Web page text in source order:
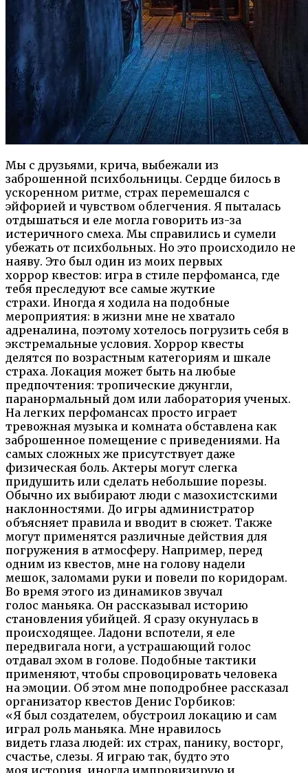
Мы с друзьями, крича, выбежали из
заброшенной психбольницы. Сердце билось в
ускоренном ритме, страх перемешался с
эйфорией и чувством облегчения. Я пыталась
отдышаться и еле могла говорить из-за
истеричного смеха. Мы справились и сумели
убежать от психбольных. Но это происходило не
наяву. Это был один из моих первых
хоррор квестов: игра в стиле перфоманса, где
тебя преследуют все самые жуткие
страхи. Иногда я ходила на подобные
мероприятия: в жизни мне не хватало
адреналина, поэтому хотелось погрузить себя в
экстремальные условия. Хоррор квесты
делятся по возрастным категориям и шкале
страха. Локация может быть на любые
предпочтения: тропические джунгли,
паранормальный дом или лаборатория ученых.
На легких перфомансах просто играет
тревожная музыка и комната обставлена как
заброшенное помещение с приведениями. На
самых сложных же присутствует даже
физическая боль. Актеры могут слегка
придушить или сделать небольшие порезы.
Обычно их выбирают люди с мазохистскими
наклонностями. До игры администратор
объясняет правила и вводит в сюжет. Также
могут применятся различные действия для
погружения в атмосферу. Например, перед
одним из квестов, мне на голову надели
мешок, заломами руки и повели по коридорам.
Во время этого из динамиков звучал
голос маньяка. Он рассказывал историю
становления убийцей. Я сразу окунулась в
происходящее. Ладони вспотели, я еле
передвигала ноги, а устрашающий голос
отдавал эхом в голове. Подобные тактики
применяют, чтобы спровоцировать человека
на эмоции. Об этом мне поподробнее рассказал
организатор квестов Денис Горбиков:
«Я был создателем, обустроил локацию и сам
играл роль маньяка. Мне нравилось
видеть глаза людей: их страх, панику, восторг,
счастье, слезы. Я играю так, будто это
моя история, иногда импровизирую и